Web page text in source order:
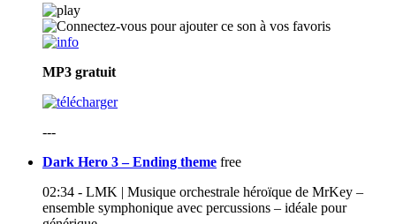
MP3 gratuit
---
Dark Hero 3 – Ending theme free
02:34 - LMK | Musique orchestrale héroïque de MrKey –
ensemble symphonique avec percussions – idéale pour